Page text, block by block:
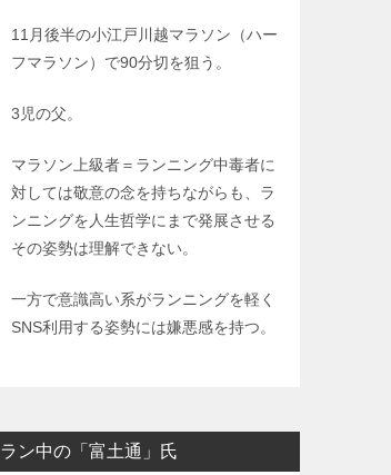
11月後半の小江戸川越マラソン（ハー
フマラソン）で90分切を狙う。
3児の父。
マラソン上級者＝ランニング中毒者に
対しては敬意の念を持ちながらも、ラ
ンニングを人生哲学にまで発展させる
その姿勢は理解できない。
一方で意識高い系がランニングを軽く
SNS利用する姿勢には嫌悪感を持つ。
ラン中の「富土通」氏